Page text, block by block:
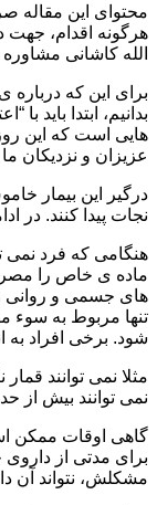
محتوای این مقاله
هرگونه اقدام، جهت
الله کاشانی مشاوره
برای این که درباره
بدانیم، ابتدا باید
هایی است که این
عزیزان و نزدیکان ما
درگیر این بیمار
نجات پیدا کنند. در
هنگامی که فرد نمی
ماده ی خاص را
های جسمی و روانی
تنها مربوط به سوء
شود. برخی افراد به
مثلا نمی توانند قمار
نمی توانند بیش از حد
گاهی اوقات ممکن
برای مدتی از
مشکلش، نتواند آن